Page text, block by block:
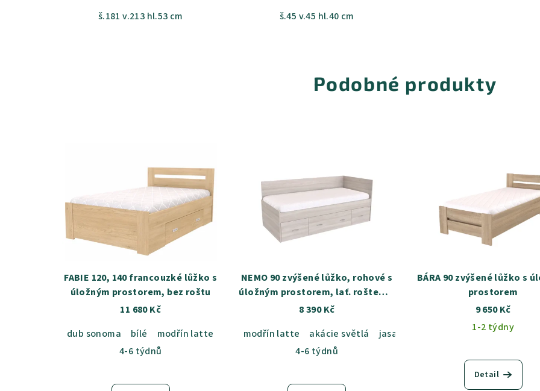
š.181 v.213 hl.53 cm š.45 v.45 hl.40 cm
Podobné produkty
FABIE 120, 140 francouzké lůžko s
úložným prostorem, bez roštu
11 680 Kč
dub sonoma
bílé modřín latte akácie světlá jasan šedý dub sametový dub grande
4-6 týdnů
NEMO 90 zvýšené lůžko, rohové s
úložným prostorem, lať. roštem a
2 čely - Univerzální L/P
8 390 Kč
modřín latte
akácie světlá jasan šedý dub sametový dub
4-6 týdnů
BÁRA 90 zvýšené lůžko s
prostorem
9 650 Kč
1-2 týdny
Detail